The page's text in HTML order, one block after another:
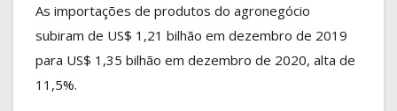
As importações de produtos do agronegócio
subiram de US$ 1,21 bilhão em dezembro de 2019
para US$ 1,35 bilhão em dezembro de 2020, alta de
11,5%.